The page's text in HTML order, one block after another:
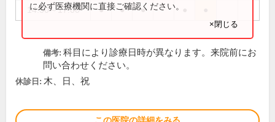
14:30～17:00 ● ● ●
に必ず医療機関に直接ご確認ください。
×閉じる
備考: 科目により診療日時が異なります。来院前にお
問い合わせください。
休診日: 木、日、祝